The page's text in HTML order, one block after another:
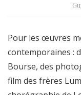
Pour les œuvres
contemporaines :
Bourse, des
film des frères